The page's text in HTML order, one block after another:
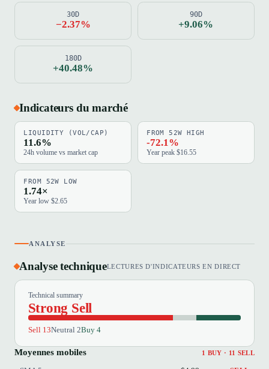
30D
−2.37%
90D
+9.06%
180D
+40.48%
Indicateurs du marché
LIQUIDITY (VOL/CAP)
11.6%
24h volume vs market cap
FROM 52W HIGH
-72.1%
Year peak $16.55
FROM 52W LOW
1.74×
Year low $2.65
ANALYSE
Analyse techniqueLECTURES D'INDICATEURS EN DIRECT
Technical summary
Strong Sell
Sell 13Neutral 2Buy 4
Moyennes mobiles 1 BUY · 11 SELL